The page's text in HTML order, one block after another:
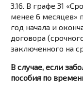
3.16. В графе 31
менее 6 месяцев»
год начала и
договора
заключенного на
В случае, если
пособия по